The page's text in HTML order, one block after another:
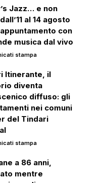
Jazz… e non
al 14 agosto
con
musica dal vivo
stampa
Itinerante, il
diventa
diffuso: gli
nei comuni
del Tindari
stampa
a 86 anni,
mentre